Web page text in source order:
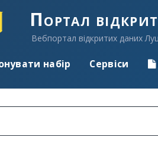
Портал
Вебпортал відкритих даних
набір Сервіси